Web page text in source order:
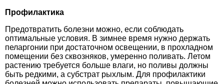
Профилактика
Предотвратить болезни можно, если соблюдать
оптимальные условия. В зимнее время нужно держать
пеларгонии при достаточном освещении, в прохладном
помещении без сквозняков, умеренно поливать. Летом
растению требуется больше влаги, но поливы должны
быть редкими, а субстрат рыхлым. Для профилактики